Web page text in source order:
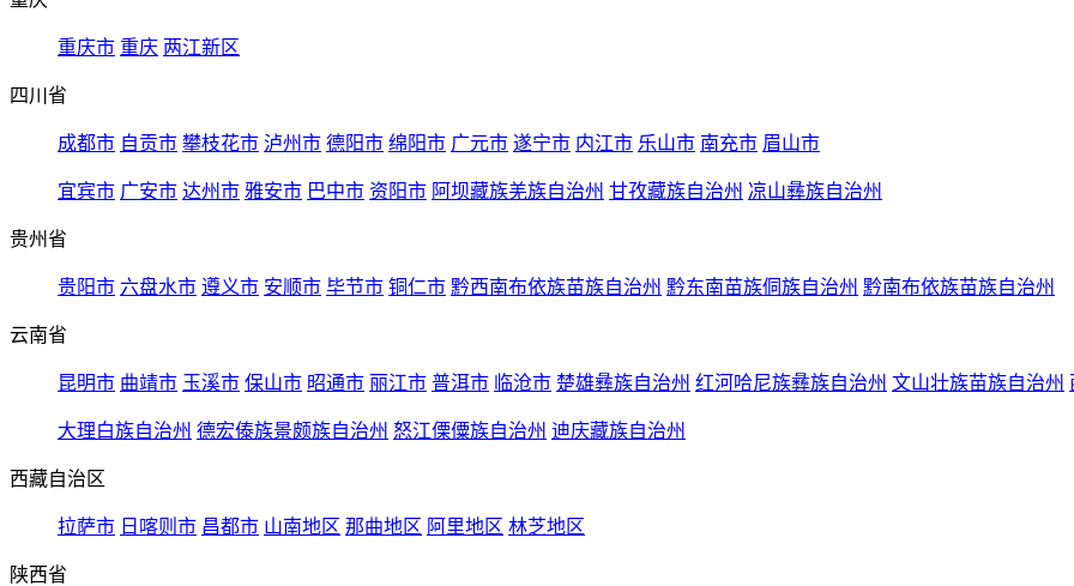
重庆市 重庆 两江新区
四川省
成都市 自贡市 攀枝花市 泸州市 德阳市 绵阳市 广元市 遂宁市 内江市 乐山市 南充市 眉山市
宜宾市 广安市 达州市 雅安市 巴中市 资阳市 阿坝藏族羌族自治州 甘孜藏族自治州 凉山彝族自治州
贵州省
贵阳市 六盘水市 遵义市 安顺市 毕节市 铜仁市 黔西南布依族苗族自治州 黔东南苗族侗族自治州 黔南布依族苗族自治州
云南省
昆明市 曲靖市 玉溪市 保山市 昭通市 丽江市 普洱市 临沧市 楚雄彝族自治州 红河哈尼族彝族自治州 文山壮族苗族自治州
大理白族自治州 德宏傣族景颇族自治州 怒江傈僳族自治州 迪庆藏族自治州
西藏自治区
拉萨市 日喀则市 昌都市 山南地区 那曲地区 阿里地区 林芝地区
陕西省